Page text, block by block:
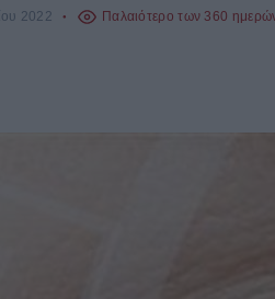
2022 Παλαιότερο των 360